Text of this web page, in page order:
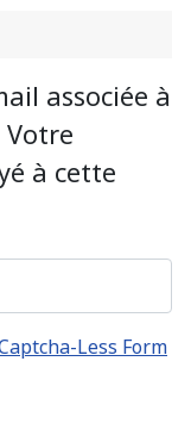
associée à
à cette
Less Form